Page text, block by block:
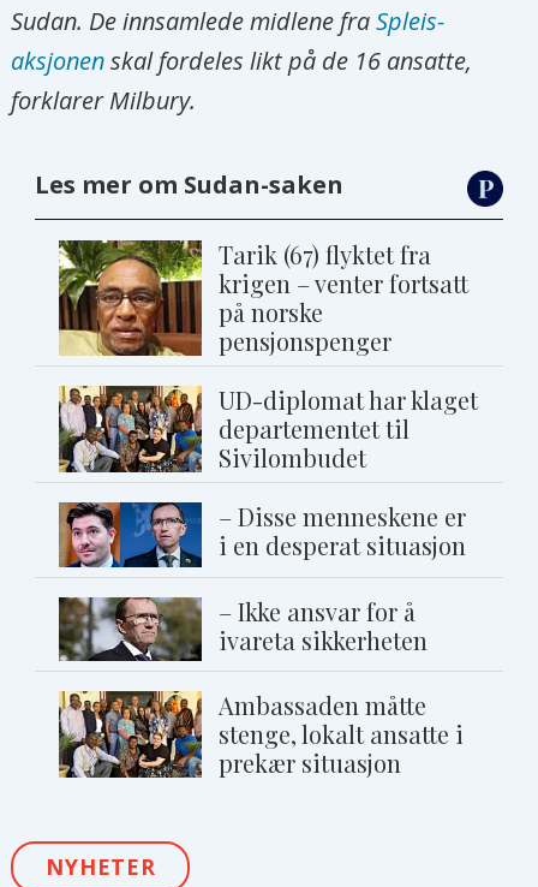
Sudan. De innsamlede midlene fraSpleis-
aksjonenskal fordeles likt på de 16 ansatte,
forklarer Milbury.
Les mer om Sudan-saken
Tarik (67) flyktet fra
krigen – venter fortsatt
på norske
pensjonspenger
UD-diplomat har klaget
departementet til
Sivilombudet
– Disse menneskene er
i en desperat situasjon
– Ikke ansvar for å
ivareta sikkerheten
Ambassaden måtte
stenge, lokalt ansatte i
prekær situasjon
NYHETER